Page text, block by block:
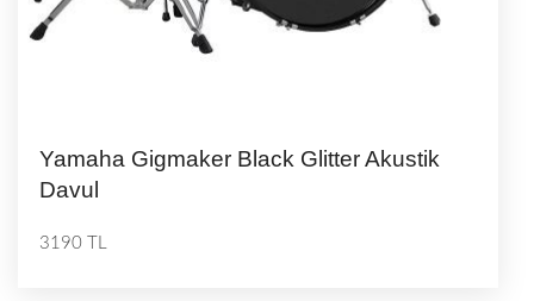
Yamaha Gigmaker Black Glitter Akustik
Davul
3190 TL